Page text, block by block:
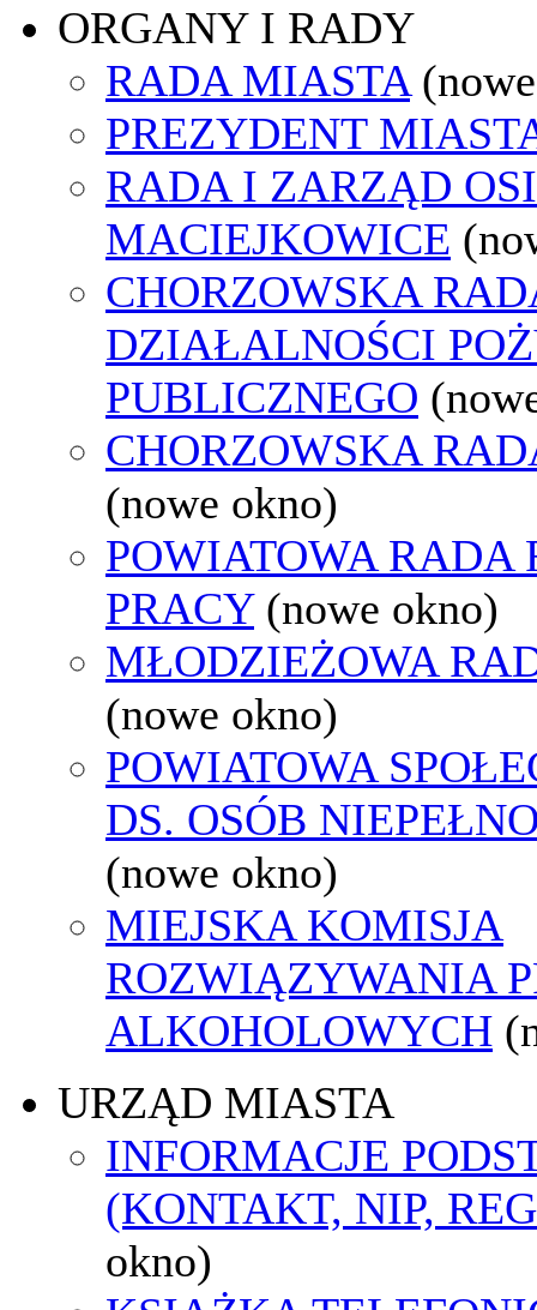
ORGANY I RADY
RADA MIASTA
PREZYDENT
RADA I ZARZĄD
MACIEJKOWICE
CHORZOWSKA
DZIAŁALNOŚCI
PUBLICZNEGO
CHORZOWSKA
(nowe okno)
POWIATOWA RADA
PRACY (nowe okno)
MŁODZIEŻOWA
(nowe okno)
POWIATOWA
DS. OSÓB
(nowe okno)
MIEJSKA KOMISJA
ROZWIĄZYWANIA
ALKOHOLOWYCH
URZĄD MIASTA
INFORMACJE
(KONTAKT, NIP,
okno)